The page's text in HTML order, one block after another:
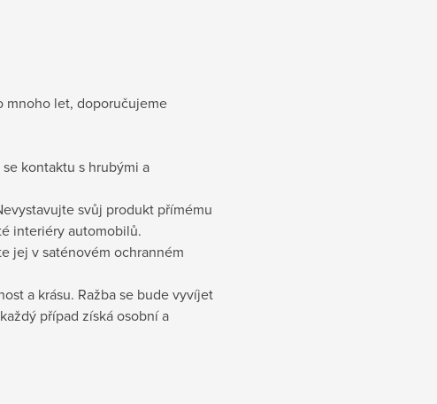
mnoho let, doporučujeme
kontaktu s hrubými a
svůj produkt přímému
interiéry automobilů.
jej v saténovém ochranném
a krásu. Ražba se bude vyvíjet
případ získá osobní a